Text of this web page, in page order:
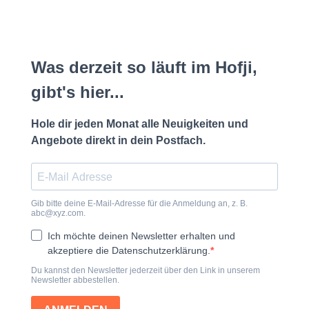
Was derzeit so läuft im Hofji,
gibt's hier...
Hole dir jeden Monat alle Neuigkeiten und
Angebote direkt in dein Postfach.
Gib bitte deine E-Mail-Adresse für die Anmeldung an, z. B.
abc@xyz.com.
Ich möchte deinen Newsletter erhalten und
akzeptiere die Datenschutzerklärung.
Du kannst den Newsletter jederzeit über den Link in unserem
Newsletter abbestellen.